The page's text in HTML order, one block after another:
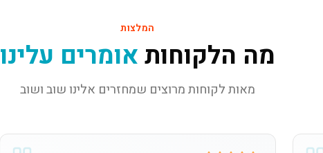
המלצות
מה הלקוחותאומרים עלינו
מאות לקוחות מרוצים שמחזרים אלינו שוב ושוב